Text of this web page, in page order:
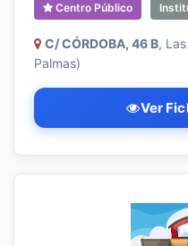
Centro Público
C/ CÓRDOBA, 46 B,
Palmas)
Ver